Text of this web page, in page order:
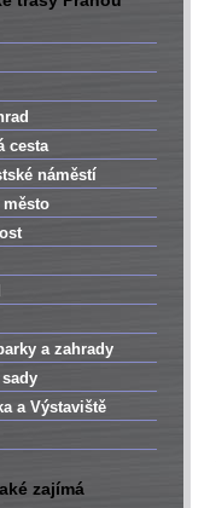
cesta
náměstí
a zahrady
sady
a Výstaviště
zajímá